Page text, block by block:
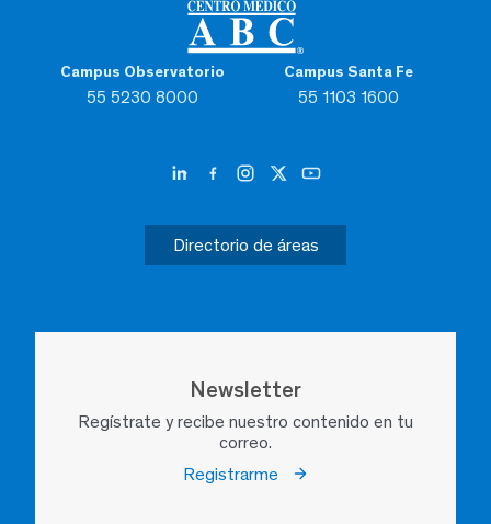
Campus Observatorio
55 5230 8000
Campus Santa Fe
55 1103 1600
Directorio de áreas
Newsletter
Regístrate y recibe nuestro contenido en tu
correo.
Registrarme